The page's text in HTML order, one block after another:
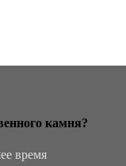
камня?
время